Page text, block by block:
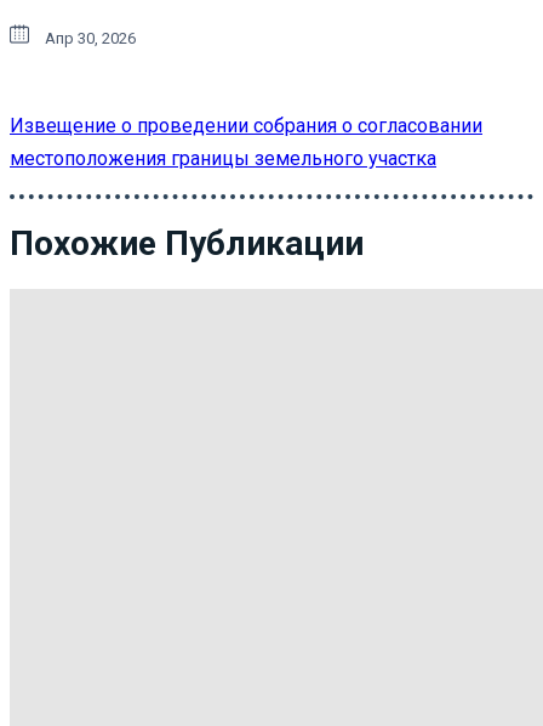
Апр 30, 2026
Извещение о проведении собрания о согласовании
местоположения границы земельного участка
Похожие Публикации